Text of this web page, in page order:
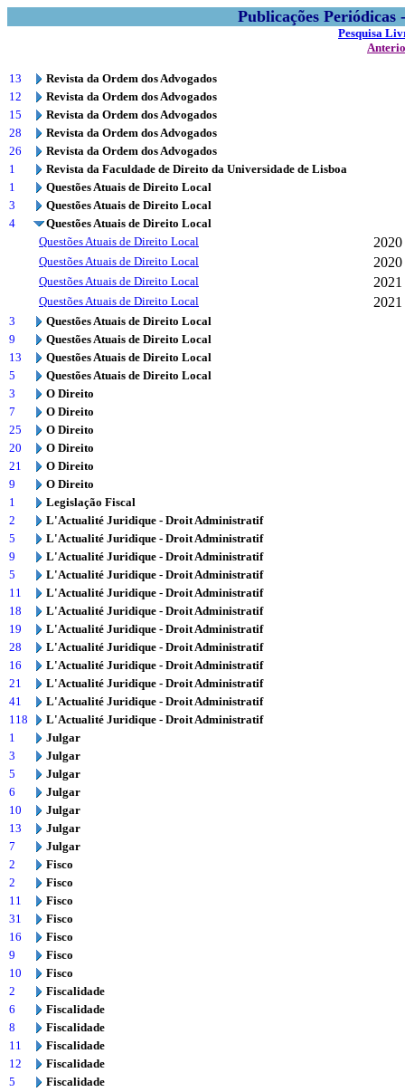
Publicações
Pesquisa
13
Revista da Ordem dos Advogados
12
Revista da Ordem dos Advogados
15
Revista da Ordem dos Advogados
28
Revista da Ordem dos Advogados
26
Revista da Ordem dos Advogados
1
Revista da Faculdade de Direito da Universidade de Lisboa
1
Questões Atuais de Direito Local
3
Questões Atuais de Direito Local
4
Questões Atuais de Direito Local
Questões Atuais de Direito Local
2020
Questões Atuais de Direito Local 2020
Questões Atuais de Direito Local 2021
Questões Atuais de Direito Local 2021
3
Questões Atuais de Direito Local
9
Questões Atuais de Direito Local
13
Questões Atuais de Direito Local
5
Questões Atuais de Direito Local
3
O Direito
7
O Direito
25
O Direito
20
O Direito
21
O Direito
9
O Direito
1
Legislação Fiscal
2
L'Actualité Juridique - Droit Administratif
5
L'Actualité Juridique - Droit Administratif
9
L'Actualité Juridique - Droit Administratif
5
L'Actualité Juridique - Droit Administratif
11
L'Actualité Juridique - Droit Administratif
18
L'Actualité Juridique - Droit Administratif
19
L'Actualité Juridique - Droit Administratif
28
L'Actualité Juridique - Droit Administratif
16
L'Actualité Juridique - Droit Administratif
21
L'Actualité Juridique - Droit Administratif
41
L'Actualité Juridique - Droit Administratif
118
L'Actualité Juridique - Droit Administratif
1
Julgar
3
Julgar
5
Julgar
6
Julgar
10
Julgar
13
Julgar
7
Julgar
2
Fisco
2
Fisco
11
Fisco
31
Fisco
16
Fisco
9
Fisco
10
Fisco
2
Fiscalidade
6
Fiscalidade
8
Fiscalidade
11
Fiscalidade
12
Fiscalidade
5
Fiscalidade